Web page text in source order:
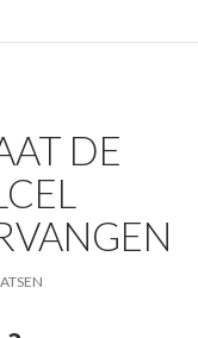
DE